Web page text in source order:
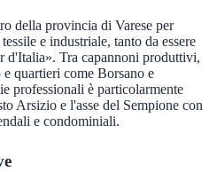
della provincia di Varese per
e industriale, tanto da essere
d'Italia». Tra capannoni produttivi,
quartieri come Borsano e
professionali è particolarmente
Arsizio e l'asse del Sempione con
e condominiali.